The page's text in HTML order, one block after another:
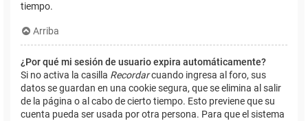
tiempo.
Arriba
¿Por qué mi sesión de usuario expira automáticamente?
Si no activa la casilla Recordarcuando ingresa al foro, sus
datos se guardan en una cookie segura, que se elimina al salir
de la página o al cabo de cierto tiempo. Esto previene que su
cuenta pueda ser usada por otra persona. Para que el sistema